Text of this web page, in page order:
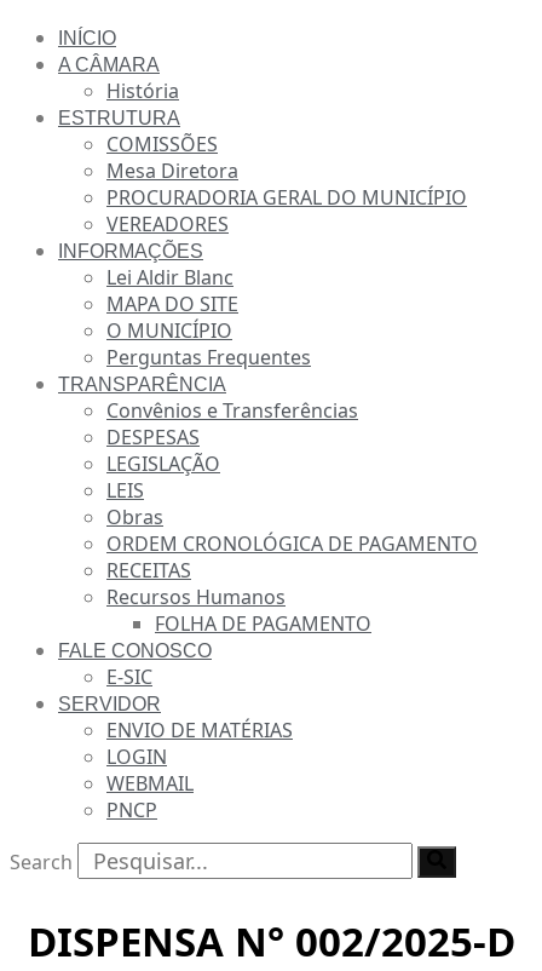
INÍCIO
A CÂMARA
História
ESTRUTURA
COMISSÕES
Mesa Diretora
PROCURADORIA GERAL DO MUNICÍPIO
VEREADORES
INFORMAÇÕES
Lei Aldir Blanc
MAPA DO SITE
O MUNICÍPIO
Perguntas Frequentes
TRANSPARÊNCIA
Convênios e Transferências
DESPESAS
LEGISLAÇÃO
LEIS
Obras
ORDEM CRONOLÓGICA DE PAGAMENTO
RECEITAS
Recursos Humanos
FOLHA DE PAGAMENTO
FALE CONOSCO
E-SIC
SERVIDOR
ENVIO DE MATÉRIAS
LOGIN
WEBMAIL
PNCP
Search
DISPENSA N° 002/2025-D